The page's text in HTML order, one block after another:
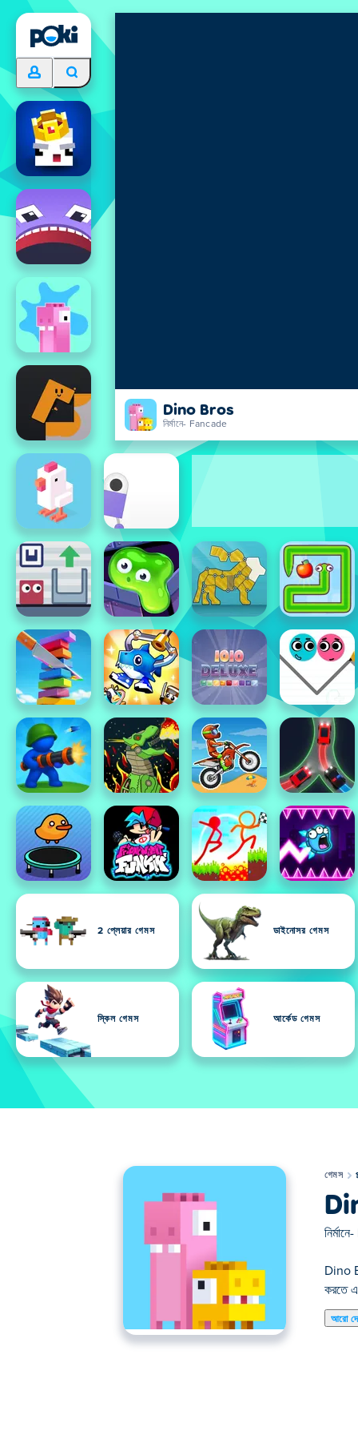
Dino Bros
নির্মানে- Fancade
2 প্লেয়ার গেমস ডাইনোসর গেমস
স্কিল গেমস আর্কেড গেমস
গেমস
নির্মানে-
Dino
করতে
আরো
ডিনো ব্রোস একটি প্ল্যাটফর্ম গেম যেখানে আপনাকে